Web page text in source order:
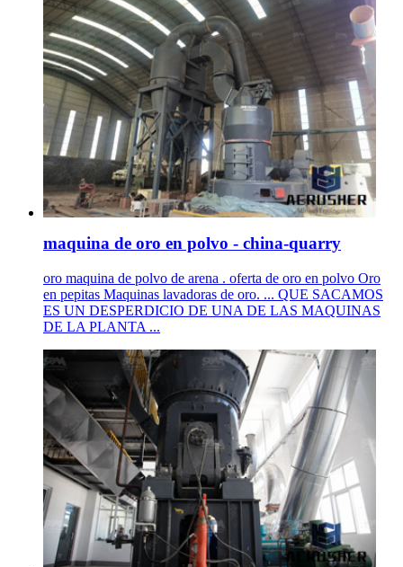
maquina de oro en polvo - china-quarry
oro maquina de polvo de arena . oferta de oro en polvo Oro
en pepitas Maquinas lavadoras de oro. ... QUE SACAMOS
ES UN DESPERDICIO DE UNA DE LAS MAQUINAS
DE LA PLANTA ...